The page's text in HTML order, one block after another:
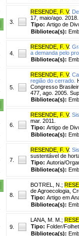
3.
RESENDE, F. V.
17, maio/ago. 2018.
Tipo: Artigo de
Biblioteca(s):
4.
RESENDE, F. V.
a demanda pelo
Biblioteca(s):
5.
RESENDE, F. V.
região do cerrado.
Congresso
477, ago. 2005.
Biblioteca(s):
6.
RESENDE, F. V.
mar. 2011.
Tipo: Artigo de
Biblioteca(s):
7.
RESENDE, F. V.
sustentável de
Tipo: Autoria/
Biblioteca(s):
8.
BOTREL, N. ;
de Agroecologia,
Tipo: Artigo em
Biblioteca(s):
9.
LANA, M. M. ;
Tipo: Folder/
Biblioteca(s):